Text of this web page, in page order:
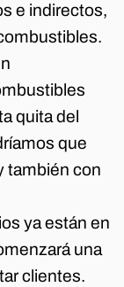
e indirectos,
quita del
que
también con
ya están en
una
clientes.